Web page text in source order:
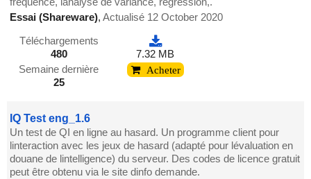
Essai (Shareware),Actualisé 12 October 2020
Téléchargements
480
Semaine dernière
25
7.32 MB
Acheter
IQ Test eng_1.6
Un test de QI en ligne au hasard. Un programme client pour
linteraction avec les jeux de hasard (adapté pour lévaluation en
douane de lintelligence) du serveur. Des codes de licence gratuit
peut être obtenu via le site dinfo demande.